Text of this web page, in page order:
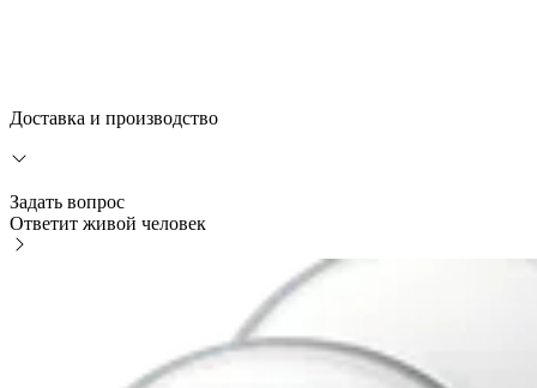
Доставка и производство
Задать вопрос
Ответит живой человек